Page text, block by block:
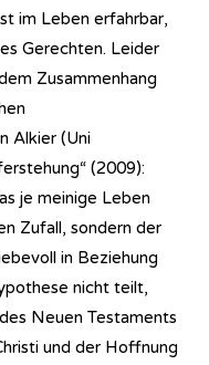
im Leben erfahrbar,
Gerechten. Leider
Zusammenhang
Alkier (Uni
(2009):
je meinige Leben
Zufall, sondern der
in Beziehung
nicht teilt,
Neuen Testaments
und der Hoffnung